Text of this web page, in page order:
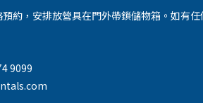
約，安排放營具在門外帶鎖儲物箱。如有
9099